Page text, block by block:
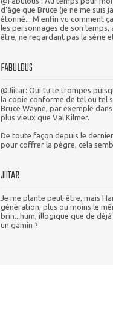
d'âge que Bruce (je ne me suis
étonné... M'enfin vu comment
les personnages de son
être, ne regardant pas la série
FABULOUS
@Jiitar: Oui tu te trompes
la copie conforme de tel ou tel
Bruce Wayne, par exemple
plus vieux que Val Kilmer.
De toute façon depuis le
pour coffrer la pègre, cela
JIITAR
Je me plante peut-être, mais
génération, plus ou moins le
brin...hum, illogique que de
un gamin ?